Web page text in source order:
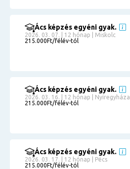
Ács képzés egyéni gyak.
2026. 03. 07. | 12 hónap | Miskolc
215.000Ft/félév-tól
Ács képzés egyéni gyak.
2026. 03. 16. | 12 hónap | Nyíregyháza
215.000Ft/félév-tól
Ács képzés egyéni gyak.
2026. 03. 17. | 12 hónap | Pécs
215.000Ft/félév-tól